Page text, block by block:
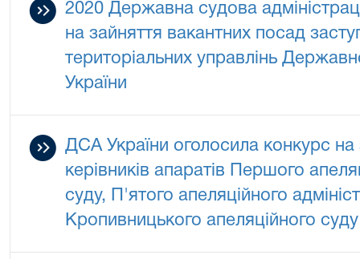
2020 Державна судова
на зайняття вакантних посад
територіальних управлінь
України
ДСА України оголосила конкурс на
керівників апаратів Першого
суду, П'ятого апеляційного
Кропивницького апеляційного суду